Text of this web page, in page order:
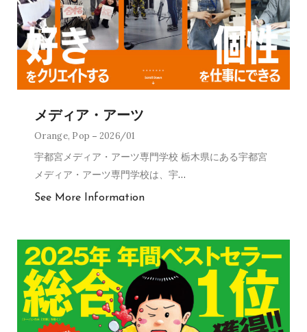
メディア・アーツ
Orange, Pop 2026/01
宇都宮メディア・アーツ専門学校 栃木県にある宇都宮
メディア・アーツ専門学校は、宇…
See More Information